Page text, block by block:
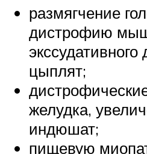
размягчение
дистрофию
экссудативного
цыплят;
желудка,
индюшат;
пищевую